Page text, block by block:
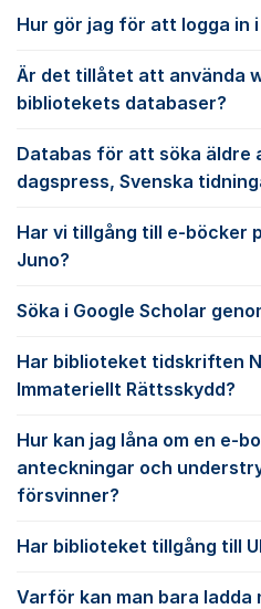
Hur gör jag för att logga in
Är det tillåtet att använda
bibliotekets databaser?
Databas för att söka äldre
dagspress, Svenska
Har vi tillgång till e-böcker
Juno?
Söka i Google Scholar
Har biblioteket tidskriften
Immateriellt Rättsskydd?
Hur kan jag låna om en e-
anteckningar och
försvinner?
Har biblioteket tillgång till
Varför kan man bara